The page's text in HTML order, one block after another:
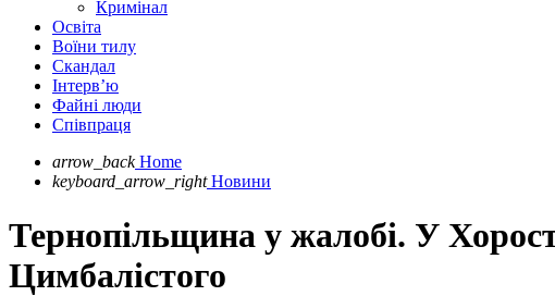
Кримінал
Освіта
Воїни тилу
Скандал
Інтерв’ю
Файні люди
Співпраця
arrow_back Home
keyboard_arrow_right Новини
Тернопільщина у жалобі. У
Цимбалістого